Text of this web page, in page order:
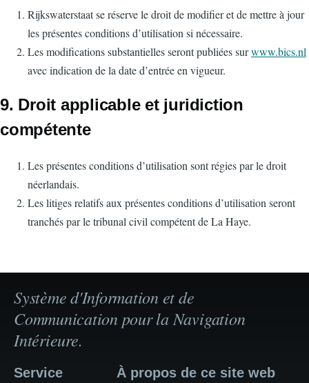
Rijkswaterstaat se réserve le droit de modifier et de mettre à jour
les présentes conditions d’utilisation si nécessaire.
Les modifications substantielles seront publiées surwww.bics.nl
avec indication de la date d’entrée en vigueur.
9. Droit applicable et juridiction
compétente
Les présentes conditions d’utilisation sont régies par le droit
néerlandais.
Les litiges relatifs aux présentes conditions d’utilisation seront
tranchés par le tribunal civil compétent de La Haye.
Système d'Information et de
Communication pour la Navigation
Intérieure.
Service À propos de ce site web